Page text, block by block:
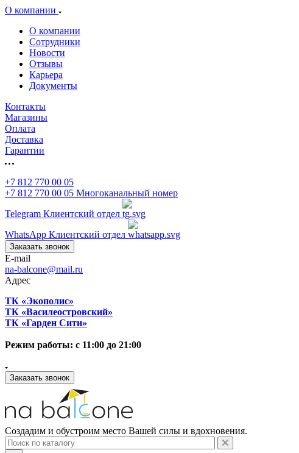
О компании
О компании
Сотрудники
Новости
Отзывы
Карьера
Документы
Контакты
Магазины
Оплата
Доставка
Гарантии
+7 812 770 00 05
+7 812 770 00 05 Многоканальный номер
Telegram Клиентский отдел
WhatsApp Клиентский отдел
Заказать звонок
E-mail
na-balcone@mail.ru
Адрес
ТК «Экополис»
ТК «Василеостровский»
ТК «Гарден Сити»
Режим работы: с 11:00 до 21:00
Заказать звонок
Создадим и обустроим место Вашей силы и вдохновения.